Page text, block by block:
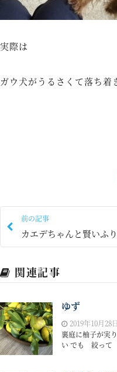
実際は
ガウ犬がうるさくて落ち着
前の記事
カエデちゃんと賢いふり
関連記事
ゆず
2019年10月28日
裏庭に柚子が実
い でも 絞って